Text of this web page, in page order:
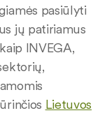
pasiūlyti
jų patiriamus
INVEGA,
Lietuvos